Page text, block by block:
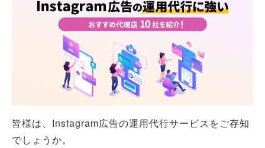
皆様は、Instagram広告の運用代行サービスをご存知
でしょうか。